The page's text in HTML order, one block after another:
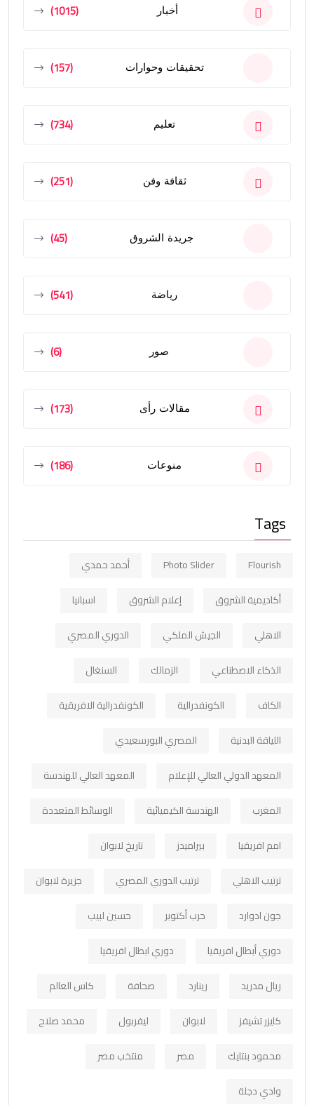
أخبار (1015)
تحقيقات وحوارات (157)
تعليم (734)
ثقافة وفن (251)
جريدة الشروق (45)
رياضة (541)
صور (6)
مقالات رأى (173)
منوعات (186)
Tags
Flourish
Photo Slider
أحمد حمدي
أكاديمية الشروق
إعلام الشروق
اسبانيا
الاهلي
الجيش الملكي
الدوري المصري
الذكاء الاصطناعي
الزمالك
السنغال
الكاف
الكونفدرالية
الكونفدرالية الافريقية
اللياقة البدنية
المصري البورسعيدي
المعهد الدولي العالي للإعلام
المعهد العالي للهندسة
المغرب
الهندسة الكيميائية
الوسائط المتعددة
امم افريقيا
بيراميدز
تاريخ لابوان
ترتيب الاهلي
ترتيب الدوري المصري
جزيرة لابوان
جون ادوارد
حرب أكتوبر
حسين لبيب
دوري أبطال افريقيا
دوري ابطال افريقيا
ريال مدريد
رينارد صحافة
كاس العالم
كايزر تشيفز
لابوان ليفربول
محمد صلاح
محمود بنتايك
مصر
منتخب مصر
وادي دجلة